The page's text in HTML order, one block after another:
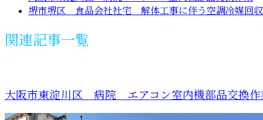
堺市堺区 食品会社社宅 解体工事に伴う空調冷媒回
関連記事一覧
大阪市東淀川区 病院 エアコン室内機部品交換作